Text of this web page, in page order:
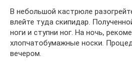
В небольшой кастрюле
влейте туда скипидар.
ноги и ступни ног. На ночь,
хлопчатобумажные носки.
вечером.